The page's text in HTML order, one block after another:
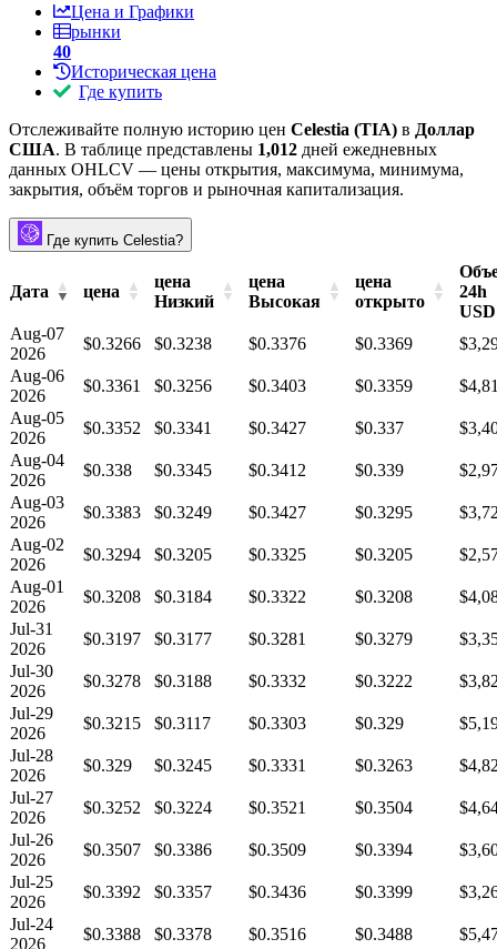
Цена и Графики
рынки
40
Историческая цена
Где купить
Отслеживайте полную историю цен Celestia (TIA) в Доллар
США. В таблице представлены 1,012 дней ежедневных
данных OHLCV — цены открытия, максимума, минимума,
закрытия, объём торгов и рыночная капитализация.
Где купить Celestia?
Дата цена
цена
Низкий
цена
Высокая
цена
открыто
24h
USD
Aug-07
2026
$0.3266 $0.3238 $0.3376 $0.3369
Aug-06
2026
$0.3361 $0.3256 $0.3403 $0.3359
Aug-05
2026
$0.3352 $0.3341 $0.3427 $0.337
Aug-04
2026
$0.338 $0.3345 $0.3412 $0.339
Aug-03
2026
$0.3383 $0.3249 $0.3427 $0.3295
Aug-02
2026
$0.3294 $0.3205 $0.3325 $0.3205
Aug-01
2026
$0.3208 $0.3184 $0.3322 $0.3208
Jul-31
2026
$0.3197 $0.3177 $0.3281 $0.3279
Jul-30
2026
$0.3278 $0.3188 $0.3332 $0.3222
Jul-29
2026
$0.3215 $0.3117 $0.3303 $0.329
Jul-28
2026
$0.329 $0.3245 $0.3331 $0.3263
Jul-27
2026
$0.3252 $0.3224 $0.3521 $0.3504
Jul-26
2026
$0.3507 $0.3386 $0.3509 $0.3394
Jul-25
2026
$0.3392 $0.3357 $0.3436 $0.3399
Jul-24
2026
$0.3388 $0.3378 $0.3516 $0.3488